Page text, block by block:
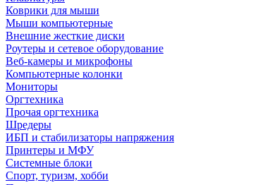
Коврики для мыши
Мыши компьютерные
Внешние жесткие диски
Роутеры и сетевое оборудование
Веб-камеры и микрофоны
Компьютерные колонки
Мониторы
Оргтехника
Прочая оргтехника
Шредеры
ИБП и стабилизаторы напряжения
Принтеры и МФУ
Системные блоки
Спорт, туризм, хобби